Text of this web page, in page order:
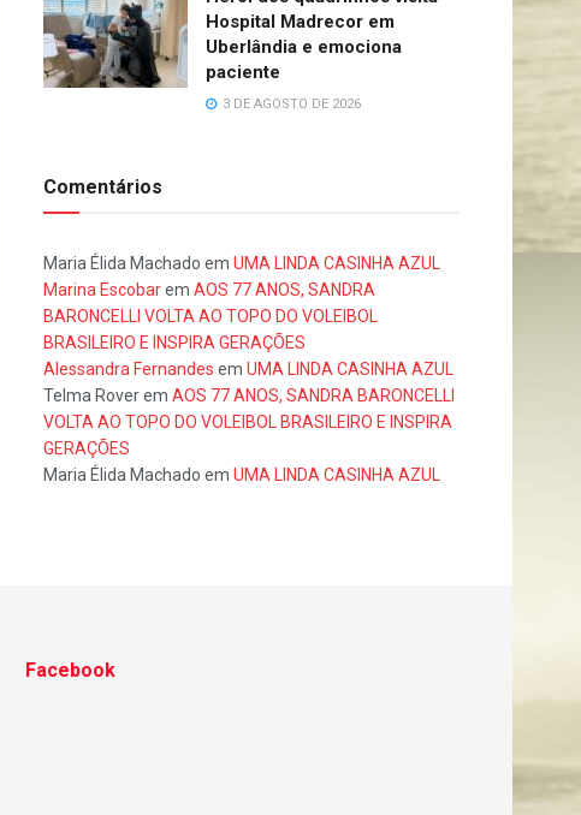
Hospital Madrecor em
Uberlândia e emociona
paciente
3 DE AGOSTO DE 2026
Comentários
Maria Élida Machado em UMA LINDA CASINHA AZUL
Marina Escobarem AOS 77 ANOS, SANDRA
BARONCELLI VOLTA AO TOPO DO VOLEIBOL
BRASILEIRO E INSPIRA GERAÇÕES
Alessandra Fernandes em UMA LINDA CASINHA AZUL
Telma Roverem AOS 77 ANOS, SANDRA BARONCELLI
VOLTA AO TOPO DO VOLEIBOL BRASILEIRO E INSPIRA
GERAÇÕES
Maria Élida Machado em UMA LINDA CASINHA AZUL
Facebook